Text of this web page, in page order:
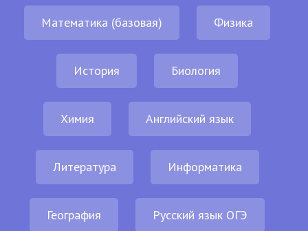
Математика (базовая) Физика
История Биология
Химия Английский язык
Литература Информатика
География Русский язык ОГЭ